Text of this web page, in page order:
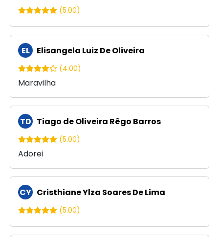
(5.00)
EL Elisangela Luiz De Oliveira
(4.00)
Maravilha
TD Tiago de Oliveira Rêgo Barros
(5.00)
Adorei
CY Cristhiane Ylza Soares De Lima
(5.00)